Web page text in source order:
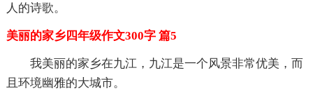
人的诗歌。
美丽的家乡四年级作文300字 篇5
我美丽的家乡在九江，九江是一个风景非常优美，而
且环境幽雅的大城市。